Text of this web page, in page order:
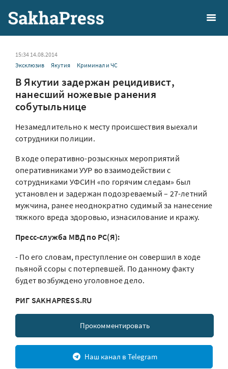
15:34 14.08.2014
Эксклюзив
Якутия Криминал и ЧС
В Якутии задержан рецидивист,
нанесший ножевые ранения
собутыльнице
Незамедлительно к месту происшествия выехали
сотрудники полиции.
В ходе оперативно-розыскных мероприятий
оперативниками УУР во взаимодействии с
сотрудниками УФСИН «по горячим следам» был
установлен и задержан подозреваемый – 27-летний
мужчина, ранее неоднократно судимый за нанесение
тяжкого вреда здоровью, изнасилование и кражу.
Пресс-служба МВД по РС(Я):
- По его словам, преступление он совершил в ходе
пьяной ссоры с потерпевшей. По данному факту
будет возбуждено уголовное дело.
РИГ SAKHAPRESS.RU
Прокомментировать
Наш канал в Telegram